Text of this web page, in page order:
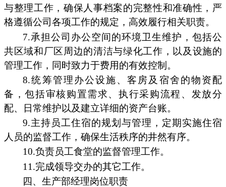
与整理工作，确保人事档案的完整性和准确性，严
格遵循公司各项工作的规定，高效履行相关职责。
7.承担公司办公空间的环境卫生维护，包括公
共区域和厂区周边的清洁与绿化工作，以及设施的
管理工作，同时致力于费用的有效控制。
8.统筹管理办公设施、客房及宿舍的物资配
备，包括审核购置需求、执行采购流程、发放分
配、日常维护以及建立详细的资产台账。
9.主持员工住宿的规划与管理，定期实施住宿
人员的监督工作，确保生活秩序的井然有序。
10.负责员工食堂的监督管理工作。
11.完成领导交办的其它工作。
四、生产部经理岗位职责